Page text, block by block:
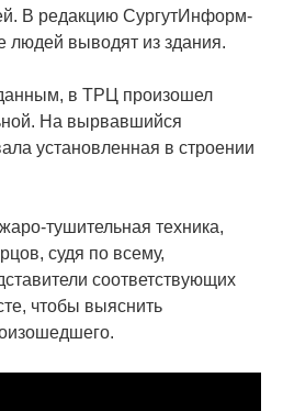
В редакцию СургутИнформ-
людей выводят из здания.
в ТРЦ произошел
На вырвавшийся
установленная в строении
тушительная техника,
судя по всему,
соответствующих
чтобы выяснить